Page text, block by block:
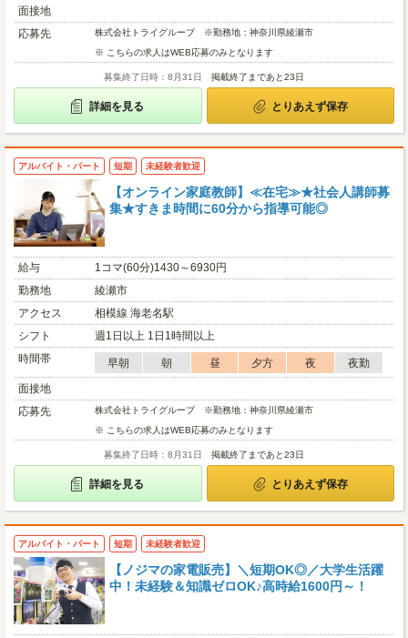
面接地
応募先
株式会社トライグループ ※勤務地：神奈川県綾瀬市
※ こちらの求人はWEB応募のみとなります
募集終了日時：8月31日 掲載終了まであと23日
詳細を見る とりあえず保存
アルバイト・パート 短期 未経験者歓迎
【オンライン家庭教師】≪在宅≫★社会人講師募
集★すきま時間に60分から指導可能◎
給与
1コマ(60分)1430～6930円
勤務地
綾瀬市
アクセス
相模線 海老名駅
シフト
週1日以上 1日1時間以上
時間帯
早朝 朝 昼 夕方 夜
夜勤
面接地
応募先
株式会社トライグループ ※勤務地：神奈川県綾瀬市
※ こちらの求人はWEB応募のみとなります
募集終了日時：8月31日 掲載終了まであと23日
詳細を見る とりあえず保存
アルバイト・パート 短期 未経験者歓迎
【ノジマの家電販売】＼短期OK◎／大学生活躍
中！未経験＆知識ゼロOK♪高時給1600円～！